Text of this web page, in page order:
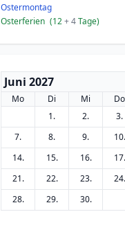
Ostermontag
Osterferien (12+ 4Tage)
Juni 2027
Mo Di Mi Do
1.
2. 3.
7.
8. 9. 10.
14.
15. 16. 17.
21.
22. 23. 24.
28.
29. 30.